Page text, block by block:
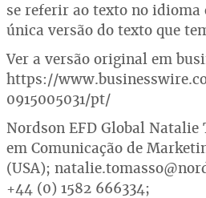
se referir ao texto no idioma
única versão do texto que
Ver a versão original em
https://
0915005031/pt/
Nordson EFD Global Natalie
em Comunicação de
(USA);
+44 (0) 1582 666334;